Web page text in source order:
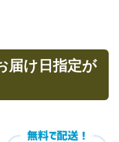
届け日指定が